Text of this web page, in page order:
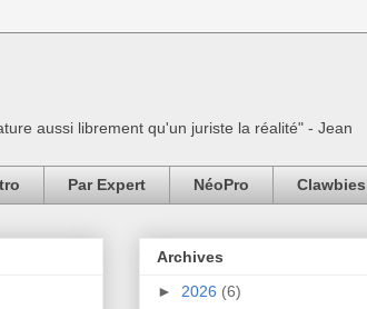
aussi librement qu'un juriste la réalité" - Jean
Par Expert NéoPro Clawbies
Archives
► 2026 (6)